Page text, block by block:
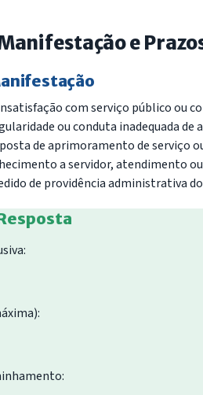
e
com serviço público ou
ou conduta inadequada de
de aprimoramento de serviço
a servidor, atendimento ou
de providência administrativa